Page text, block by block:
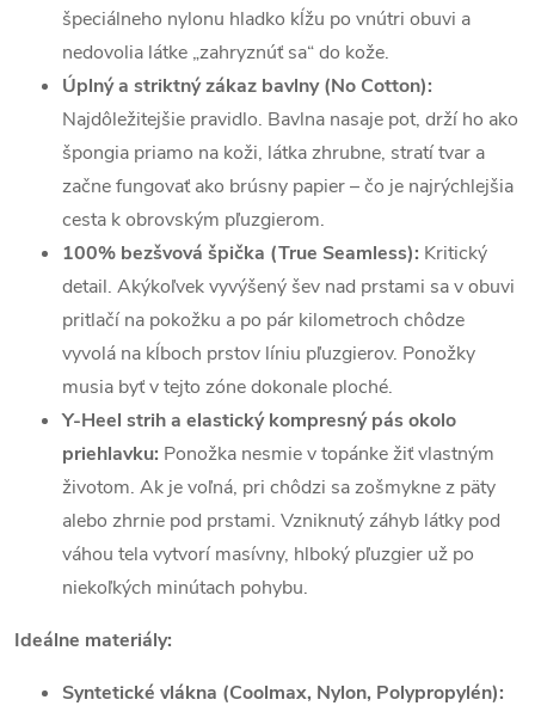
špeciálneho nylonu hladko kĺžu po vnútri obuvi a
nedovolia látke „zahryznúť sa“ do kože.
Úplný a striktný zákaz bavlny (No Cotton):
Najdôležitejšie pravidlo. Bavlna nasaje pot, drží ho ako
špongia priamo na koži, látka zhrubne, stratí tvar a
začne fungovať ako brúsny papier – čo je najrýchlejšia
cesta k obrovským pľuzgierom.
100% bezšvová špička (True Seamless): Kritický
detail. Akýkoľvek vyvýšený šev nad prstami sa v obuvi
pritlačí na pokožku a po pár kilometroch chôdze
vyvolá na kĺboch prstov líniu pľuzgierov. Ponožky
musia byť v tejto zóne dokonale ploché.
Y-Heel strih a elastický kompresný pás okolo
priehlavku: Ponožka nesmie v topánke žiť vlastným
životom. Ak je voľná, pri chôdzi sa zošmykne z päty
alebo zhrnie pod prstami. Vzniknutý záhyb látky pod
váhou tela vytvorí masívny, hlboký pľuzgier už po
niekoľkých minútach pohybu.
Ideálne materiály:
Syntetické vlákna (Coolmax, Nylon, Polypropylén):